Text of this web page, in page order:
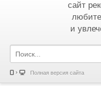
сайт
и
Полная версия сайта